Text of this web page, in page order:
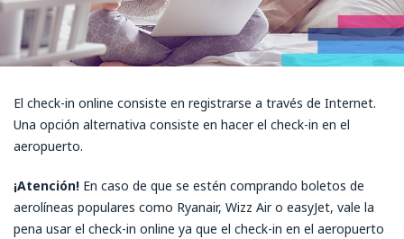
El check-in online consiste en registrarse a través de Internet.
Una opción alternativa consiste en hacer el check-in en el
aeropuerto.
¡Atención! En caso de que se estén comprando boletos de
aerolíneas populares como Ryanair, Wizz Air o easyJet, vale la
pena usar el check-in online ya que el check-in en el aeropuerto